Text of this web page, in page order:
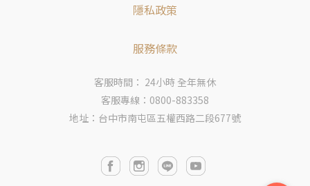
隱私政策
服務條款
客服時間： 24小時 全年無休
客服專線：0800-883358
地址：台中市南屯區五權西路二段677號